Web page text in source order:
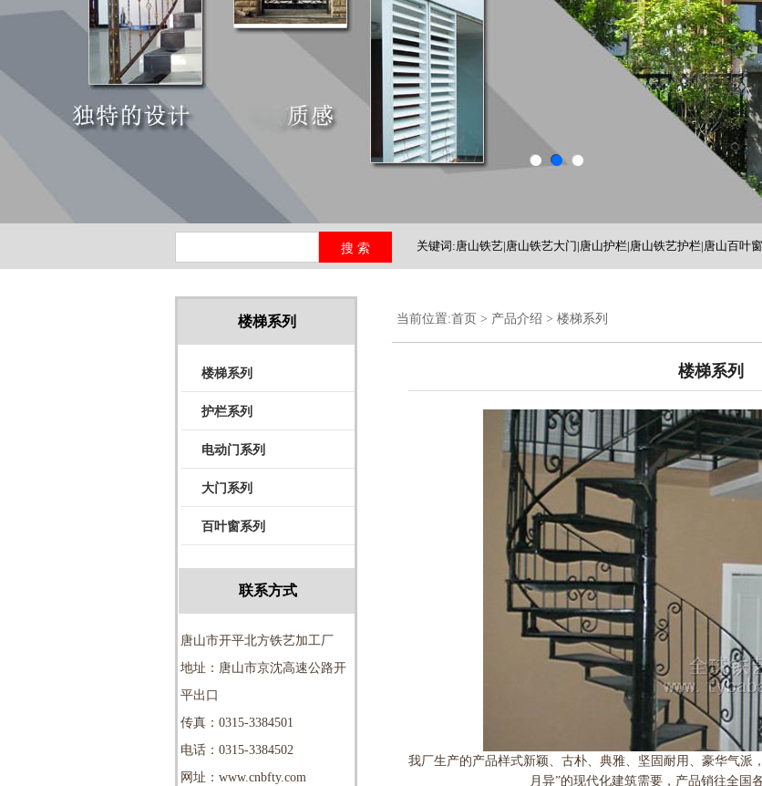
关键词:唐山铁艺|唐山铁艺大门|唐山护栏|唐山铁艺护栏|唐山百叶
当前位置:首页 > 产品介绍 > 楼梯系列
楼梯系列
我厂生产的产品样式新颖、古朴、典雅、坚固耐用、豪华气派
月异”的现代化建筑需要，产品销往全国
楼梯系列
楼梯系列
护栏系列
电动门系列
大门系列
百叶窗系列
联系方式
唐山市开平北方铁艺加工厂
地址：唐山市京沈高速公路开
平出口
传真：0315-3384501
电话：0315-3384502
网址：www.cnbfty.com